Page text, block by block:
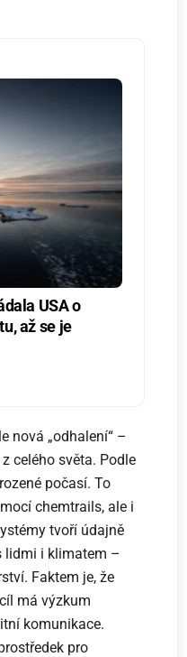
USA o
až se je
nová „odhalení“ –
celého světa. Podle
počasí. To
chemtrails, ale i
tvoří údajně
lidmi i klimatem –
Faktem je, že
má výzkum
komunikace.
pro